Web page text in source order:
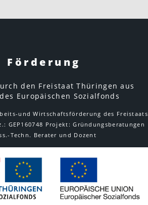
Förderung
den Freistaat Thüringen aus
Europäischen Sozialfonds
und Wirtschaftsförderung des Freistaats
GEP160748 Projekt: Gründungsberatungen
Techn. Berater und Dozent